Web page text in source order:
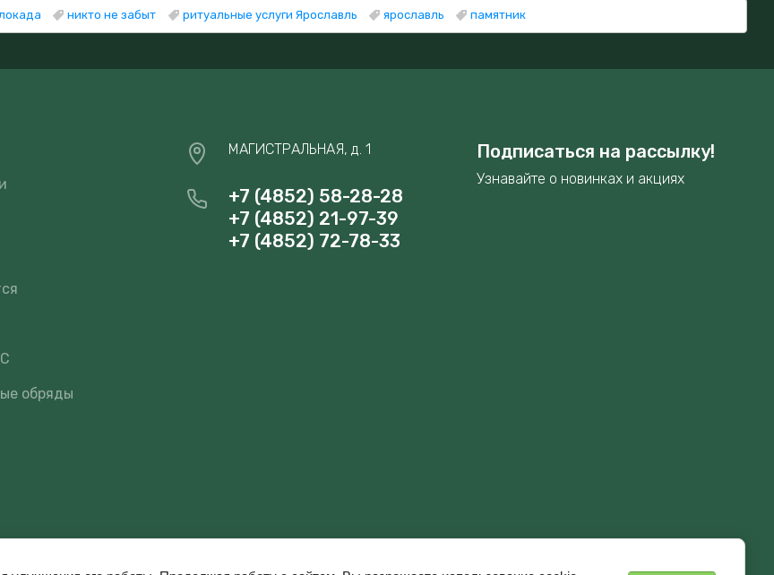
никто не забыт ритуальные услуги Ярославль ярославль памятник
обряды
МАГИСТРАЛЬНАЯ, д. 1
+7 (4852) 58-28-28
+7 (4852) 21-97-39
+7 (4852) 72-78-33
Подписаться на рассылку!
Узнавайте о новинках и акциях